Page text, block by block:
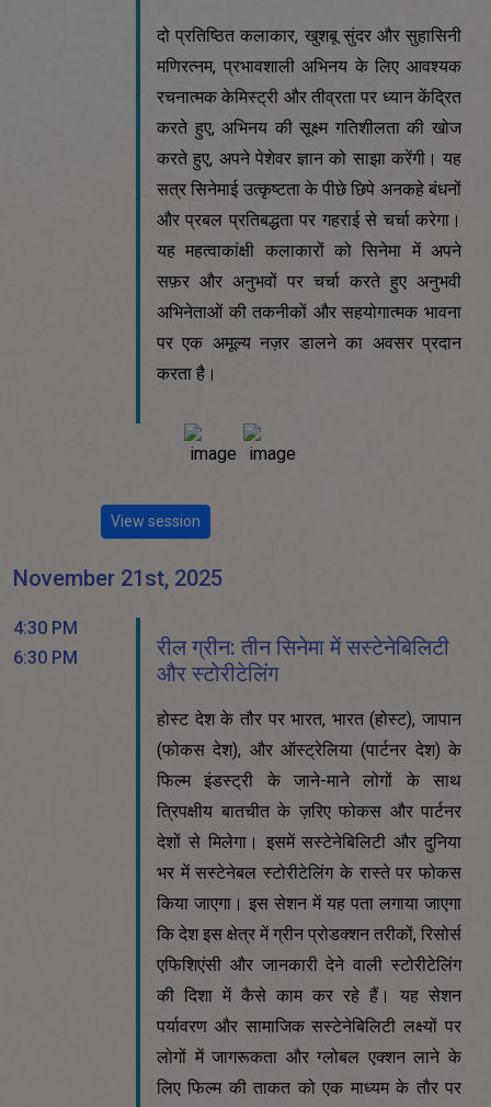
दो प्रतिष्ठित कलाकार, खुशबू सुंदर और सुहासिनी
मणिरत्नम, प्रभावशाली अभिनय के लिए आवश्यक
रचनात्मक केमिस्ट्री और तीव्रता पर ध्यान केंद्रित
करते हुए, अभिनय की सूक्ष्म गतिशीलता की खोज
करते हुए, अपने पेशेवर ज्ञान को साझा करेंगी। यह
सत्र सिनेमाई उत्कृष्टता के पीछे छिपे अनकहे बंधनों
और प्रबल प्रतिबद्धता पर गहराई से चर्चा करेगा।
यह महत्वाकांक्षी कलाकारों को सिनेमा में अपने
सफ़र और अनुभवों पर चर्चा करते हुए अनुभवी
अभिनेताओं की तकनीकों और सहयोगात्मक भावना
पर एक अमूल्य नज़र डालने का अवसर प्रदान
करता है।
View session
November 21st, 2025
4:30 PM
6:30 PM
रील ग्रीन: तीन सिनेमा में सस्टेनेबिलिटी
और स्टोरीटेलिंग
होस्ट देश के तौर पर भारत, भारत (होस्ट), जापान
(फोकस देश), और ऑस्ट्रेलिया (पार्टनर देश) के
फिल्म इंडस्ट्री के जाने-माने लोगों के साथ
त्रिपक्षीय बातचीत के ज़रिए फोकस और पार्टनर
देशों से मिलेगा। इसमें सस्टेनेबिलिटी और दुनिया
भर में सस्टेनेबल स्टोरीटेलिंग के रास्ते पर फोकस
किया जाएगा। इस सेशन में यह पता लगाया जाएगा
कि देश इस क्षेत्र में ग्रीन प्रोडक्शन तरीकों, रिसोर्स
एफिशिएंसी और जानकारी देने वाली स्टोरीटेलिंग
की दिशा में कैसे काम कर रहे हैं। यह सेशन
पर्यावरण और सामाजिक सस्टेनेबिलिटी लक्ष्यों पर
लोगों में जागरूकता और ग्लोबल एक्शन लाने के
लिए फिल्म की ताकत को एक माध्यम के तौर पर